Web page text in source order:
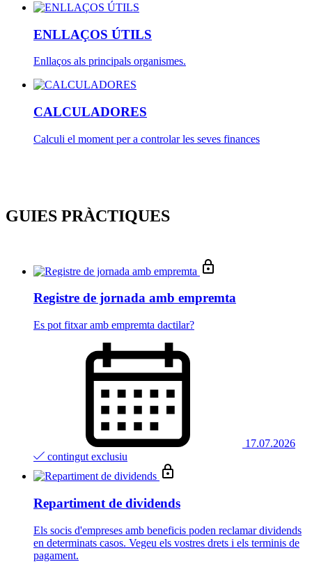
ENLLAÇOS ÚTILS
Enllaços als principals organismes.
CALCULADORES
Calculi el moment per a controlar les seves finances
GUIES PRÀCTIQUES
Registre de jornada amb empremta
Es pot fitxar amb empremta dactilar?
17.07.2026
contingut exclusiu
Repartiment de dividends
Els socis d'empreses amb beneficis poden reclamar dividends
en determinats casos. Vegeu els vostres drets i els terminis de
pagament.